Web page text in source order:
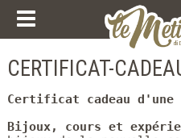
NOS COURS
PRODUIRE
ESPERIENZE E CORSI
CERTIFICAT CADEAU
BRACELETS
PENDENTIFS
CERTIFICAT-
Certificat cadeau d'une
Bijoux, cours et